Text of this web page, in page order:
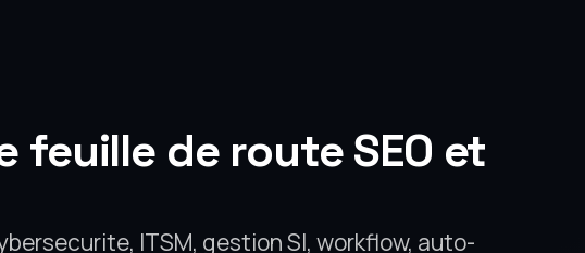
de route SEO et
ITSM, gestion SI, workflow, auto-